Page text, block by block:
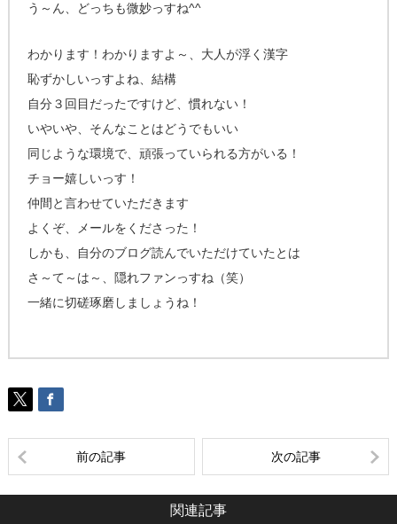
う～ん、どっちも微妙っすね^^
わかります！わかりますよ～、大人が浮く漢字
恥ずかしいっすよね、結構
自分３回目だったですけど、慣れない！
いやいや、そんなことはどうでもいい
同じような環境で、頑張っていられる方がいる！
チョー嬉しいっす！
仲間と言わせていただきます
よくぞ、メールをくださった！
しかも、自分のブログ読んでいただけていたとは
さ～て～は～、隠れファンっすね（笑）
一緒に切磋琢磨しましょうね！
前の記事 次の記事
関連記事